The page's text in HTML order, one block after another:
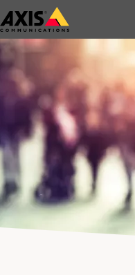
Passer
au
contenu
principal